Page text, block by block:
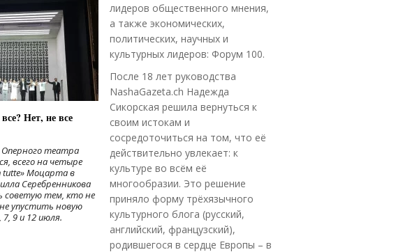
Нет, не все
Оперного театра
всего на четыре
tutte» Моцарта в
Серебренникова
советую тем, кто не
упустить новую
9 и 12 июля.
лидеров общественного мнения,
а также экономических,
политических, научных и
культурных лидеров: Форум 100.
После 18 лет руководства
NashaGazeta.ch Надежда
Сикорская решила вернуться к
своим истокам и
сосредоточиться на том, что её
действительно увлекает: к
культуре во всём её
многообразии. Это решение
приняло форму трёхязычного
культурного блога (русский,
английский, французский),
родившегося в сердце Европы – в